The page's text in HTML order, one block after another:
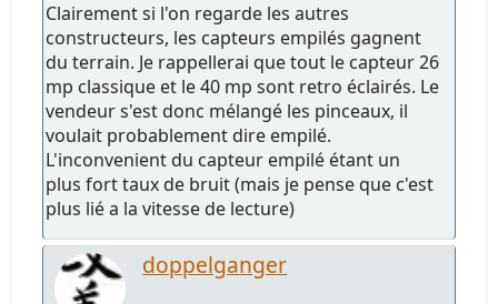
Clairement si l'on regarde les autres
constructeurs, les capteurs empilés gagnent
du terrain. Je rappellerai que tout le capteur 26
mp classique et le 40 mp sont retro éclairés. Le
vendeur s'est donc mélangé les pinceaux, il
voulait probablement dire empilé.
L'inconvenient du capteur empilé étant un
plus fort taux de bruit (mais je pense que c'est
plus lié a la vitesse de lecture)
doppelganger